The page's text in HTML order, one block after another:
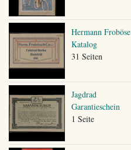
Hermann Froböse
Katalog
31 Seiten
Jagdrad
Garantieschein
1 Seite